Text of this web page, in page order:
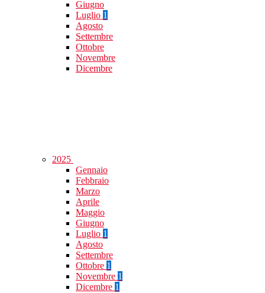
Giugno
Luglio 1
Agosto
Settembre
Ottobre
Novembre
Dicembre
2025
Gennaio
Febbraio
Marzo
Aprile
Maggio
Giugno
Luglio 1
Agosto
Settembre
Ottobre 1
Novembre 1
Dicembre 1